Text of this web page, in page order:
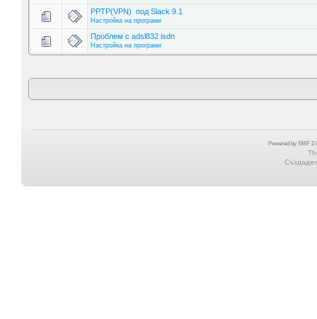
PPTP(VPN) под Slack 9.1
Настройка на програми
Проблем с adsl832 isdn
Настройка на програми
Powered by SMF